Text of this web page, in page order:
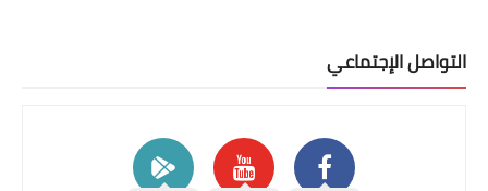
التواصل الإجتماعي